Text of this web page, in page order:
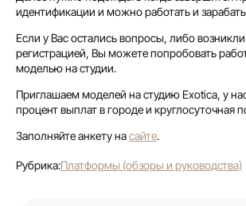
идентификации и можно работать и
Если у Вас остались вопросы, либо
регистрацией, Вы можете попробовать
моделью на студии.
Приглашаем моделей на студию Exotica, у
процент выплат в городе и круглосуточная
Заполняйте анкету насайте.
Рубрика:Платформы (обзоры и руководства)